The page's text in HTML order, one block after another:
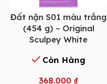
Đất nặn S01 màu trắng
(454 g) – Original
Sculpey White
Còn Hàng
368.000 ₫